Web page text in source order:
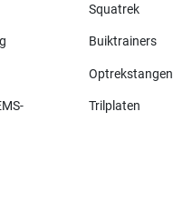
Squatrek
Buiktrainers
Optrekstangen
Trilplaten